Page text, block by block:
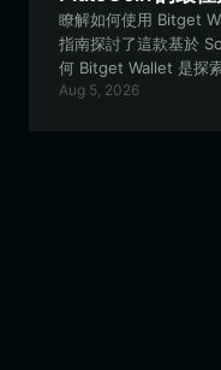
瞭解如何使用 Bitget
指南探討了這款基於
何 Bitget Wallet 是探
Aug 5, 2026